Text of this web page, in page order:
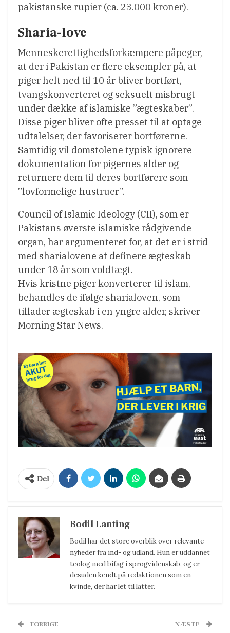
pakistanske rupier (ca. 23.000 kroner).
Sharia-love
Menneskerettighedsforkæmpere påpeger,
at der i Pakistan er flere eksempler på, at
piger helt ned til 10 år bliver bortført,
tvangskonverteret og seksuelt misbrugt
under dække af islamiske ”ægteskaber”.
Disse piger bliver ofte presset til at optage
udtalelser, der favoriserer bortførerne.
Samtidig vil domstolene typisk ignorere
dokumentation for pigernes alder og
returnere dem til deres bortførere som
”lovformelige hustruer”.
Council of Islamic Ideology (CII), som er
Pakistans øverste islamiske rådgivende
organ, har argumenteret for, at det er i strid
med sharialovene at definere ægteskab
under 18 år som voldtægt.
Hvis kristne piger konverterer til islam,
behandles de ifølge sharialoven, som
tillader ægteskab i en yngre alder, skriver
Morning Star News.
Del
Bodil Lanting
Bodil har det store overblik over relevante
nyheder fra ind- og udland. Hun er uddannet
teolog med bifag i sprogvidenskab, og er
desuden kendt på redaktionen som en
kvinde, der har let til latter.
FORRIGE NÆSTE